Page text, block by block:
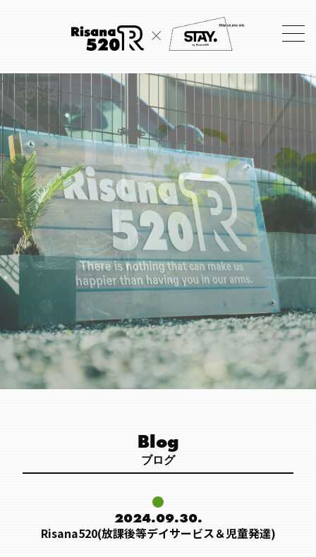
Blog
ブログ
2024.09.30.
Risana520(放課後等デイサービス＆児童発達)